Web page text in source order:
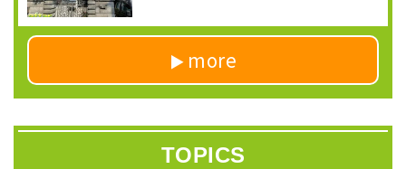
more
TOPICS